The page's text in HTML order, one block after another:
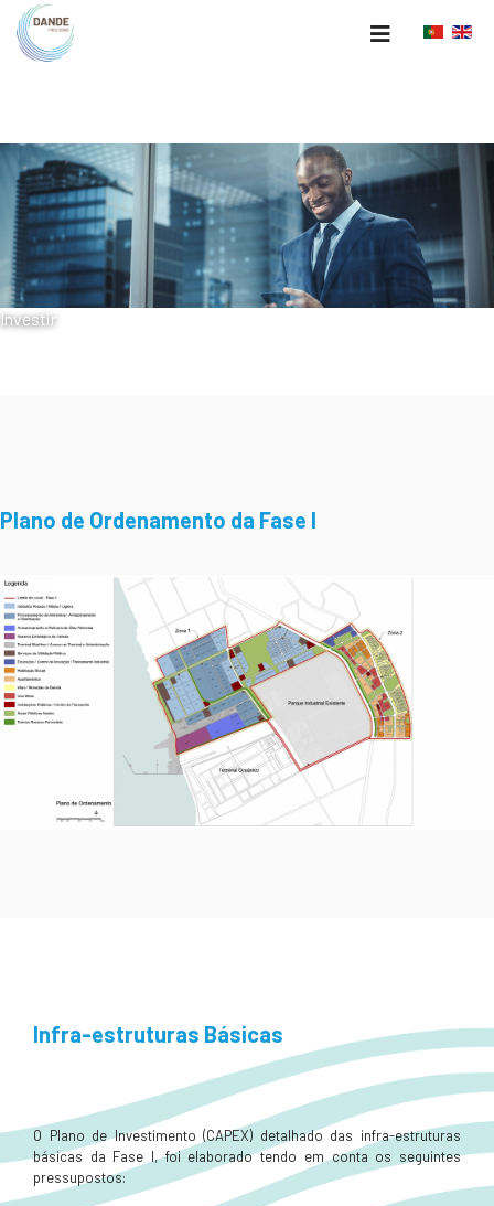
Investir
Plano de Ordenamento da Fase I
Infra-estruturas Básicas
O Plano de Investimento (CAPEX) detalhado das infra-estruturas
básicas da Fase I, foi elaborado tendo em conta os seguintes
pressupostos: